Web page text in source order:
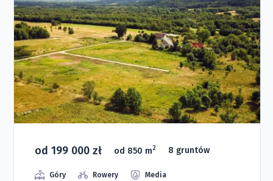
od 199 000 zł od 850 m2 8 gruntów
Góry Rowery Media